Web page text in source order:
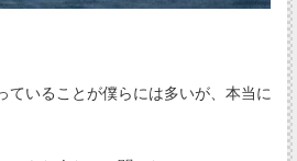
いることが僕らには多いが、本当に